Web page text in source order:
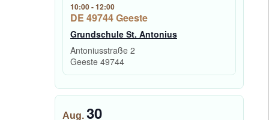
10:00-12:00
DE 49744 Geeste
Grundschule St. Antonius
Antoniusstraße 2
Geeste 49744
Aug. 30